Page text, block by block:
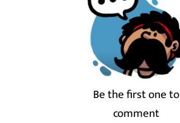
Be the first one to
comment